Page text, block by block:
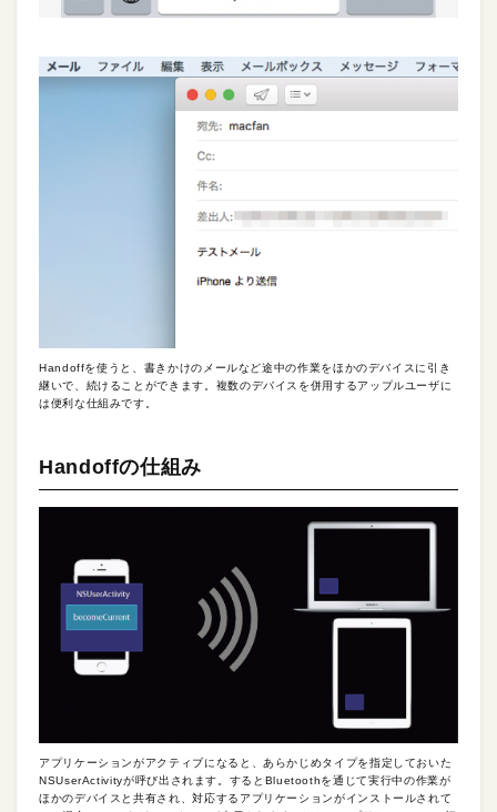
Handoffを使うと、書きかけのメールなど途中の作業をほかのデバイスに引き
継いで、続けることができます。複数のデバイスを併用するアップルユーザに
は便利な仕組みです。
Handoffの仕組み
アプリケーションがアクティブになると、あらかじめタイプを指定しておいた
NSUserActivityが呼び出されます。するとBluetoothを通じて実行中の作業が
ほかのデバイスと共有され、対応するアプリケーションがインストールされて